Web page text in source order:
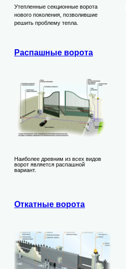
Утепленные секционные ворота
нового поколения, позволившие
решить проблему тепла.
Распашные ворота
Наиболее древним из всех видов
ворот является распашной
вариант.
Откатные ворота